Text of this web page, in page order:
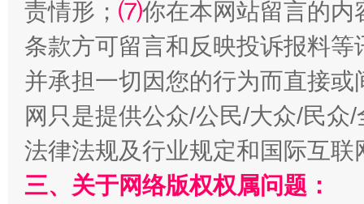
责情形； ⑺你在本网站留言的内
条款方可留言和反映投诉报料
并承担一切因您的行为而直接
网只是提供公众/公民/大众/民
法律法规及行业规定和国际互
三、关于网络版权权属问题：